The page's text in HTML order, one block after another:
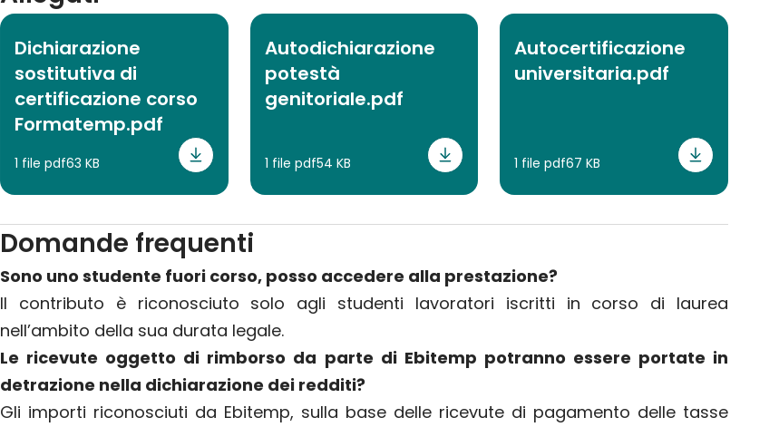
Dichiarazione
sostitutiva di
certificazione corso
Formatemp.pdf
1 file pdf63 KB
Autodichiarazione
potestà
genitoriale.pdf
1 file pdf54 KB
Autocertificazione
universitaria.pdf
1 file pdf67 KB
Domande frequenti
Sono uno studente fuori corso, posso accedere alla prestazione?
Il contributo è riconosciuto solo agli studenti lavoratori iscritti in corso di laurea
nell’ambito della sua durata legale.
Le ricevute oggetto di rimborso da parte di Ebitemp potranno essere portate in
detrazione nella dichiarazione dei redditi?
Gli importi riconosciuti da Ebitemp, sulla base delle ricevute di pagamento delle tasse